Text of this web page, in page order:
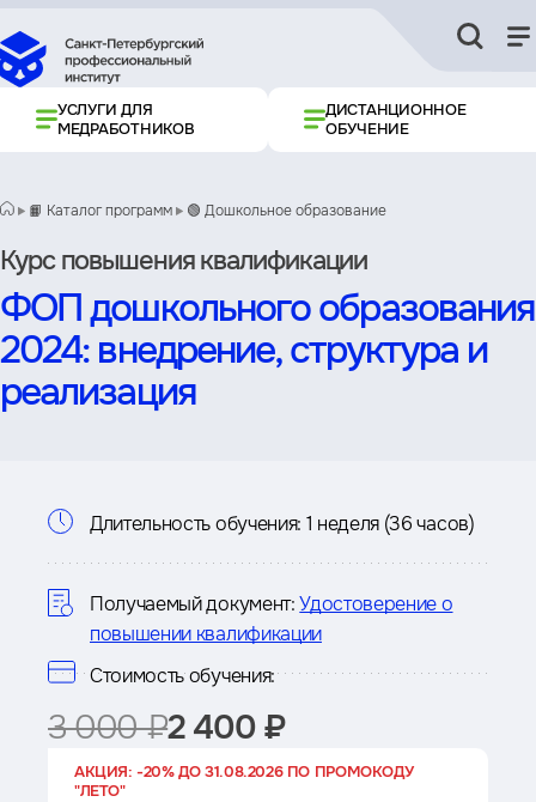
УСЛУГИ ДЛЯ
МЕДРАБОТНИКОВ
ДИСТАНЦИОННОЕ
ОБУЧЕНИЕ
📙 Каталог программ 🟢 Дошкольное образование
Курс повышения квалификации
ФОП дошкольного образования
2024: внедрение, структура и
реализация
Информация
о
курсе
Длительность обучения: 1 неделя (36 часов)
Получаемый документ: Удостоверение о
повышении квалификации
Стоимость обучения:
3 000 ₽2 400 ₽
АКЦИЯ: -20% ДО 31.08.2026 ПО ПРОМОКОДУ
"ЛЕТО"